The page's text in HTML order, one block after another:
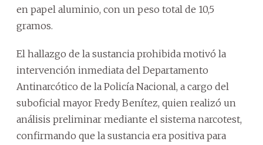
en papel aluminio, con un peso total de 10,5
gramos.
El hallazgo de la sustancia prohibida motivó la
intervención inmediata del Departamento
Antinarcótico de la Policía Nacional, a cargo del
suboficial mayor Fredy Benítez, quien realizó un
análisis preliminar mediante el sistema narcotest,
confirmando que la sustancia era positiva para